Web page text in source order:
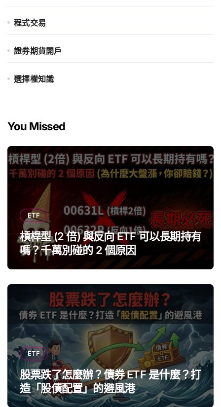
程式交易
證券期貨開戶
選擇權知識
You Missed
ETF
槓桿型 (2 倍) 與反向 ETF 可以長期持有
嗎？千萬別碰的 2 個原因
ETF
股票跌了怎麼辦？債券 ETF 是什麼？打
造「股債配置」的避風港